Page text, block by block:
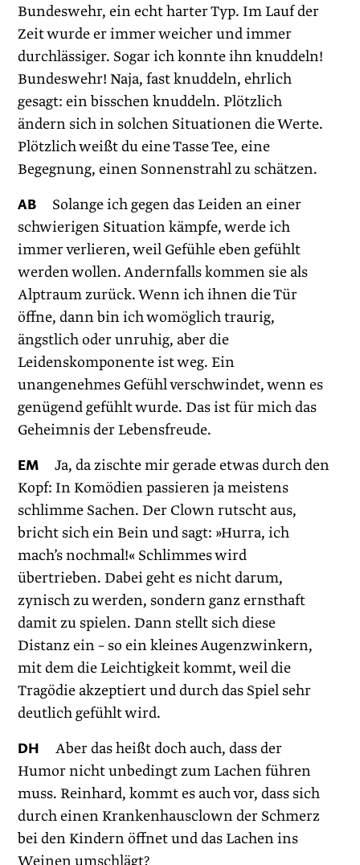
Bundeswehr, ein echt harter Typ. Im Lauf der
Zeit wurde er immer weicher und immer
durchlässiger. Sogar ich konnte ihn knuddeln!
Bundeswehr! Naja, fast knuddeln, ehrlich
gesagt: ein bisschen knuddeln. Plötzlich
ändern sich in solchen Situationen die Werte.
Plötzlich weißt du eine Tasse Tee, eine
Begegnung, einen Sonnenstrahl zu schätzen.
AB Solange ich gegen das Leiden an einer
schwierigen Situation kämpfe, werde ich
immer verlieren, weil Gefühle eben gefühlt
werden wollen. Andernfalls kommen sie als
Alptraum zurück. Wenn ich ihnen die Tür
öffne, dann bin ich womöglich traurig,
ängstlich oder unruhig, aber die
Leidenskomponente ist weg. Ein
unangenehmes Gefühl verschwindet, wenn es
genügend gefühlt wurde. Das ist für mich das
Geheimnis der Lebensfreude.
EM Ja, da zischte mir gerade etwas durch den
Kopf: In Komödien passieren ja meistens
schlimme Sachen. Der Clown rutscht aus,
bricht sich ein Bein und sagt: »Hurra, ich
mach’s nochmal!« Schlimmes wird
übertrieben. Dabei geht es nicht darum,
zynisch zu werden, sondern ganz ernsthaft
damit zu spielen. Dann stellt sich diese
Distanz ein – so ein kleines Augenzwinkern,
mit dem die Leichtigkeit kommt, weil die
Tragödie akzeptiert und durch das Spiel sehr
deutlich gefühlt wird.
DH Aber das heißt doch auch, dass der
Humor nicht unbedingt zum Lachen führen
muss. Reinhard, kommt es auch vor, dass sich
durch einen Krankenhausclown der Schmerz
bei den Kindern öffnet und das Lachen ins